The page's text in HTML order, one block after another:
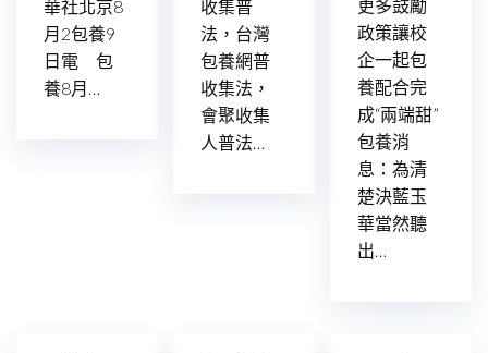
華社北京8
月2包養9
日電 包
養8月…
收集普
法，台灣
包養網普
收集法，
會聚收集
人普法…
更多鼓勵
政策讓校
企一起包
養配合完
成“兩端甜”
包養消
息：為清
楚決藍玉
華當然聽
出…